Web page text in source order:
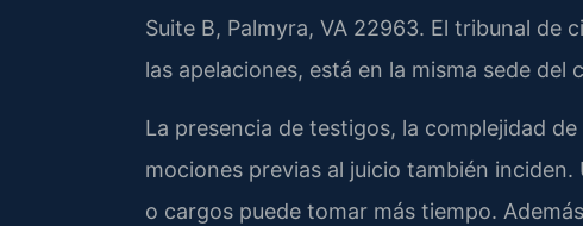
Suite B, Palmyra, VA 22963. El tribunal de
las apelaciones, está en la misma sede del
La presencia de testigos, la complejidad
mociones previas al juicio también
o cargos puede tomar más tiempo.